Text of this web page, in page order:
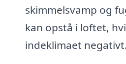
skimmelsvamp og
kan opstå i loftet,
indeklimaet negativt.